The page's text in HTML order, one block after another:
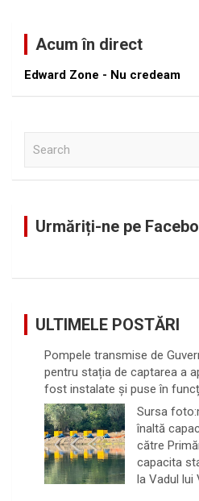
Acum în direct
Edward Zone - Nu credeam
Urmăriți-ne pe
ULTIMELE POSTĂRI
Pompele transmise de
pentru stația de captarea a
fost instalate și puse în
Sursa
înaltă
către
capacita
la Vadul lui